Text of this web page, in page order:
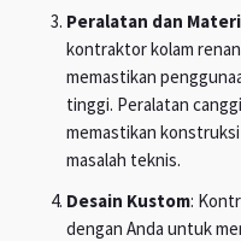
Peralatan dan
kontraktor kolam
memastikan
tinggi. Peralatan
memastikan
masalah teknis.
Desain Kustom:
dengan Anda untuk